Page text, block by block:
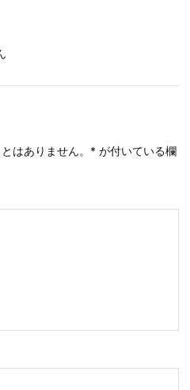
はありません。 * が付いている欄